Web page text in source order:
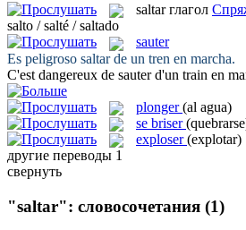
saltar глагол
salto / salté / saltado
sauter
Es peligroso saltarde un tren en marcha.
C'est dangereux de sauterd'un train en
plonger (al agua)
se briser
exploser (explotar)
другие переводы 1
свернуть
"saltar": словосочетания (1)